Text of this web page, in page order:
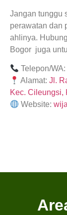
Jangan tunggu
perawatan dan
ahlinya.
Bogor juga
Telepon/
Alamat:Jl.
Kec. Cileungsi,
Website: